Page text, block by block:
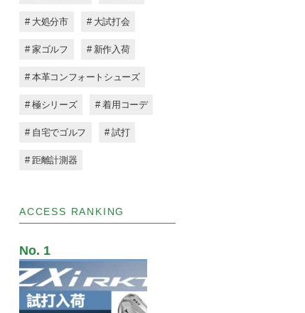
# 大処分市 # 大試打会
# 家ゴルフ # 新作入荷
# 本革コンフォートシューズ
# 極シリーズ # 着用コーデ
# 自宅でゴルフ # 試打
# 距離計測器
ACCESS RANKING